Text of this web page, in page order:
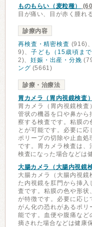
ものもらい（麦粒種）
目が痛い、目が赤く腫れ
診療内容
再検査・精密検査 (916)、
9)、子ども（15歳頃まで
2)、妊娠・出産・分娩
ング (5661)
診療・治療法
胃カメラ（胃内視鏡検査）
胃カメラ（胃内視鏡検査
管状の機器を口や鼻から
察する検査です。粘膜の
とが可能です。必要に応
ポリープの切除や止血処
です。胃カメラ検査は、
検査になった場合などは
大腸カメラ（大腸内視鏡検
大腸カメラ（大腸内視
た内視鏡を肛門から挿入
査です。粘膜の色や形状
が特徴です。必要に応じ
がん化の恐れがあるポリ
能です。血便や腹痛など
摘された場合などは健康